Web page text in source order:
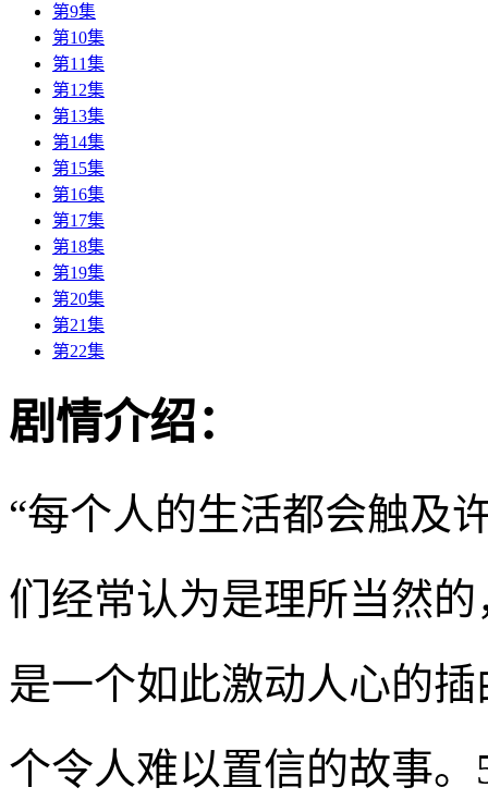
第9集
第10集
第11集
第12集
第13集
第14集
第15集
第16集
第17集
第18集
第19集
第20集
第21集
第22集
剧情介绍：
“每个人的生活都会触及
们经常认为是理所当然
是一个如此激动人心的
个令人难以置信的故事